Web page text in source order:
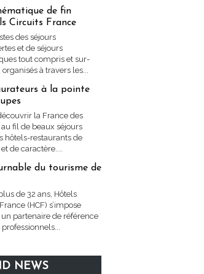
de fin
Circuits France
des séjours
et de séjours
tout compris et sur-
à travers les...
à la pointe
la France des
fil de beaux séjours
hôtels-restaurants de
de caractère....
du tourisme de
de 32 ans, Hôtels
(HCF) s’impose
partenaire de référence
NEWS